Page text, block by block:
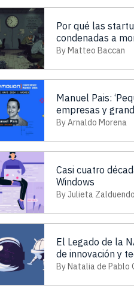
Por qué las
condenadas a
By Matteo Baccan
Manuel Pais:
empresas y
como AWS
By Arnaldo Morena
Casi cuatro
Windows
By Julieta Zalduendo
El Legado de la
de innovación y
By Natalia de Pablo